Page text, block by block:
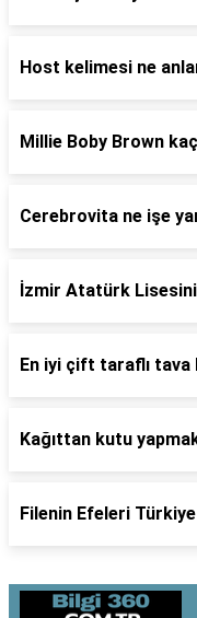
Host kelimesi ne
Millie Boby Brown
Cerebrovita ne işe
İzmir Atatürk
En iyi çift taraflı tava
Kağıttan kutu
Filenin Efeleri